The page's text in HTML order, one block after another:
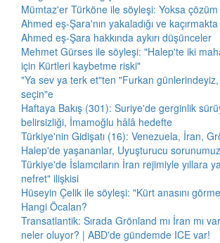
Mümtaz'er Türköne ile söyleşi: Yoksa
Ahmed eş-Şara'nın yakaladığı ve
Ahmed eş-Şara hakkında aykırı düşünceler
Mehmet Gürses ile söyleşi: "Halep'te iki
için Kürtleri kaybetme riski"
"Ya sev ya terk et"ten "Furkan günlerindeyiz,
seçin"e
Haftaya Bakış (301): Suriye'de gerginlik
belirsizliği, İmamoğlu hâlâ hedefte
Türkiye'nin Gidişatı (16): Venezuela, İran,
Halep'de yaşananlar, Uyuşturucu sorunumuz
Türkiye'de İslamcıların İran rejimiyle yıllara
nefret" ilişkisi
Hüseyin Çelik ile söyleşi: "Kürt anasını
Hangi Öcalan?
Transatlantik: Sırada Grönland mı İran mı
neler oluyor? | ABD'de gündemde ICE var!